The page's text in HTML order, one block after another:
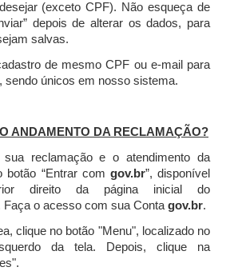
(exceto CPF). Não esqueça de
depois de alterar os dados, para
salvas.
de mesmo CPF ou e-mail para
sendo únicos em nosso sistema.
ANDAMENTO DA RECLAMAÇÃO?
sua reclamação e o atendimento da
botão “Entrar com gov.br”, disponível
direito da página inicial do
Faça o acesso com sua Contagov.br.
clique no botão "Menu", localizado no
da tela. Depois, clique na